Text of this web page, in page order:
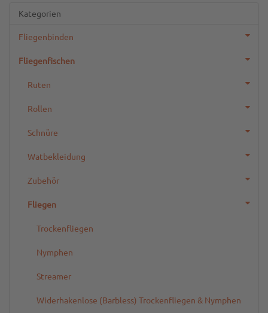
Kategorien
Fliegenbinden
Fliegenfischen
Ruten
Rollen
Schnüre
Watbekleidung
Zubehör
Fliegen
Trockenfliegen
Nymphen
Streamer
Widerhakenlose (Barbless) Trockenfliegen & Nymphen